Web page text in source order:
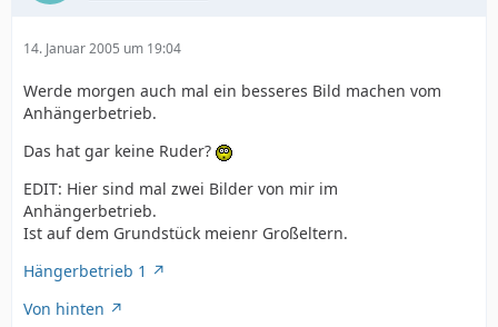
14. Januar 2005 um 19:04
Werde morgen auch mal ein besseres Bild machen vom
Anhängerbetrieb.
Das hat gar keine Ruder?
EDIT: Hier sind mal zwei Bilder von mir im
Anhängerbetrieb.
Ist auf dem Grundstück meienr Großeltern.
Hängerbetrieb 1
Von hinten